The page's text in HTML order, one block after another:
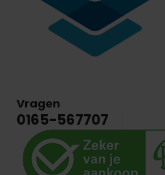
Vragen
0165-567707